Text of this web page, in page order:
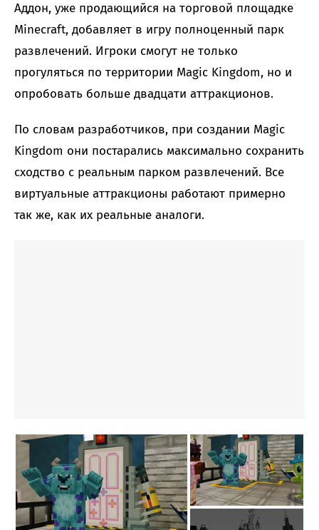
Аддон, уже продающийся на торговой площадке
Minecraft, добавляет в игру полноценный парк
развлечений. Игроки смогут не только
прогуляться по территории Magic Kingdom, но и
опробовать больше двадцати аттракционов.
По словам разработчиков, при создании Magic
Kingdom они постарались максимально сохранить
сходство с реальным парком развлечений. Все
виртуальные аттракционы работают примерно
так же, как их реальные аналоги.